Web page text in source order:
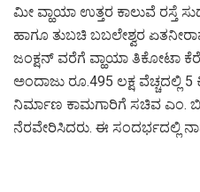
ಮೀ ವ್ಹಾಯಾ ಉತ್ತರ ಕಾಲುವೆ ರಸ್ತೆ
ಹಾಗೂ ತುಬಚಿ ಬಬಲೇಶ್ವರ
ಜಂಕ್ಷನ್ ವರೆಗೆ ವ್ಹಾಯಾ ತಿಕೋಟಾ
ಅಂದಾಜು ರೂ.495 ಲಕ್ಷ ವೆಚ್ಚದಲ್ಲಿ 5
ನಿರ್ಮಾಣ ಕಾಮಗಾರಿಗೆ ಸಚಿವ ಎಂ.
ನೆರವೇರಿಸಿದರು. ಈ ಸಂದರ್ಭದಲ್ಲಿ